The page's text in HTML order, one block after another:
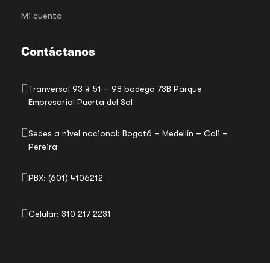
Mi cuenta
Contáctanos
Tranversal 93 # 51 – 98 bodega 73B Parque
Empresarial Puerta del Sol
Sedes a nivel nacional: Bogotá – Medellín – Cali –
Pereira
PBX: (601) 4106212
Celular: 310 217 2231